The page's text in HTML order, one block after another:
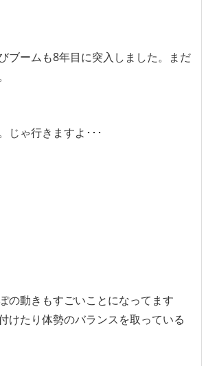
ブームも8年目に突入しました。まだ
じゃ行きますよ･･･
の動きもすごいことになってます
けたり体勢のバランスを取っている